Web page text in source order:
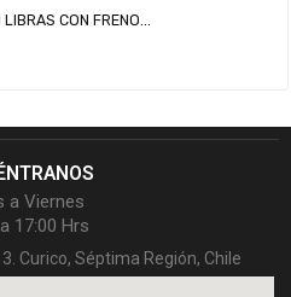
CON FRENO...
a Viernes
17:00 Hrs
Curico, Séptima Región, Chile